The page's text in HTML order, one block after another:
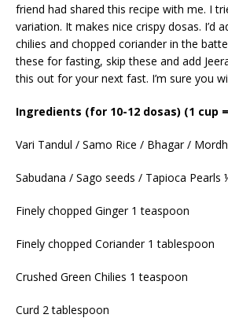
friend had shared this recipe with me. I
variation. It makes nice crispy dosas. I’d
chilies and chopped coriander in the
these for fasting, skip these and add
this out for your next fast. I’m sure you
Ingredients (for 10-12 dosas) (1 cup
Vari Tandul / Samo Rice / Bhagar /
Sabudana / Sago seeds / Tapioca Pearls
Finely chopped Ginger 1 teaspoon
Finely chopped Coriander 1 tablespoon
Crushed Green Chilies 1 teaspoon
Curd 2 tablespoon